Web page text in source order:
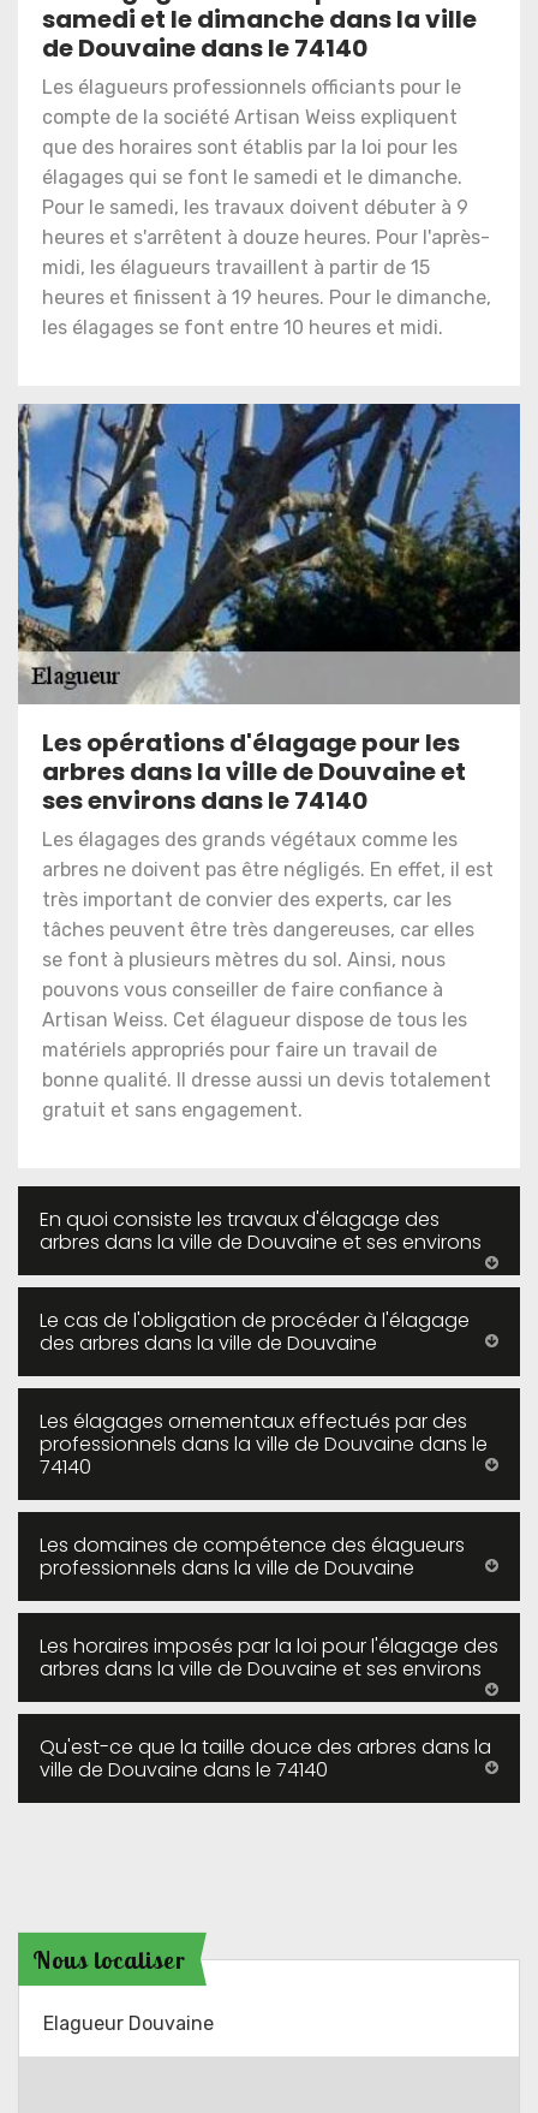
samedi et le dimanche dans la ville
de Douvaine dans le 74140
Les élagueurs professionnels officiants pour le
compte de la société Artisan Weiss expliquent
que des horaires sont établis par la loi pour les
élagages qui se font le samedi et le dimanche.
Pour le samedi, les travaux doivent débuter à 9
heures et s'arrêtent à douze heures. Pour l'après-
midi, les élagueurs travaillent à partir de 15
heures et finissent à 19 heures. Pour le dimanche,
les élagages se font entre 10 heures et midi.
Les opérations d'élagage pour les
arbres dans la ville de Douvaine et
ses environs dans le 74140
Les élagages des grands végétaux comme les
arbres ne doivent pas être négligés. En effet, il est
très important de convier des experts, car les
tâches peuvent être très dangereuses, car elles
se font à plusieurs mètres du sol. Ainsi, nous
pouvons vous conseiller de faire confiance à
Artisan Weiss. Cet élagueur dispose de tous les
matériels appropriés pour faire un travail de
bonne qualité. Il dresse aussi un devis totalement
gratuit et sans engagement.
En quoi consiste les travaux d'élagage des
arbres dans la ville de Douvaine et ses environs
Le cas de l'obligation de procéder à l'élagage
des arbres dans la ville de Douvaine
Les élagages ornementaux effectués par des
professionnels dans la ville de Douvaine dans le
74140
Les domaines de compétence des élagueurs
professionnels dans la ville de Douvaine
Les horaires imposés par la loi pour l'élagage des
arbres dans la ville de Douvaine et ses environs
Qu'est-ce que la taille douce des arbres dans la
ville de Douvaine dans le 74140
Nous localiser
Elagueur Douvaine